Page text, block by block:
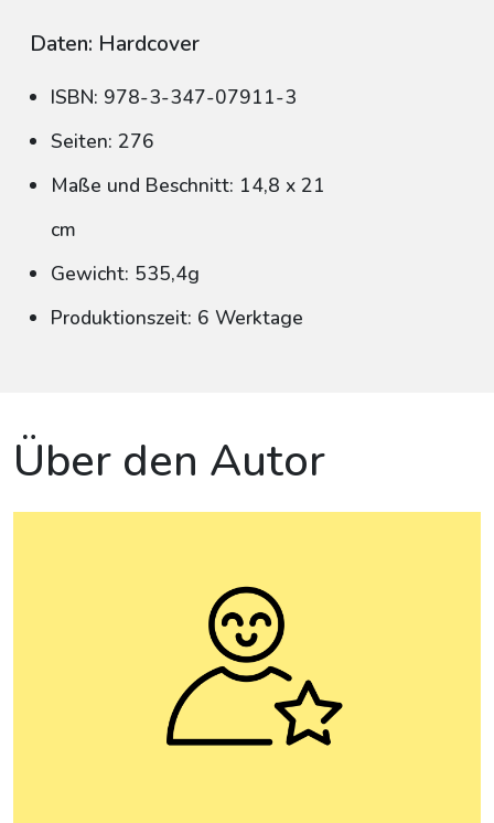
Daten: Hardcover
ISBN: 978-3-347-07911-3
Seiten: 276
Maße und Beschnitt: 14,8 x 21
cm
Gewicht: 535,4g
Produktionszeit: 6 Werktage
Über den Autor